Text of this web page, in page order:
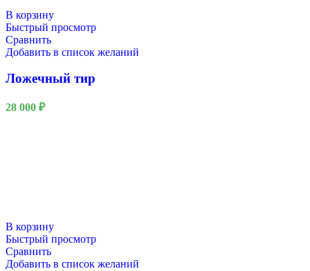
В корзину
Быстрый просмотр
Сравнить
Добавить в список желаний
Ложечный тир
28 000 ₽
В корзину
Быстрый просмотр
Сравнить
Добавить в список желаний